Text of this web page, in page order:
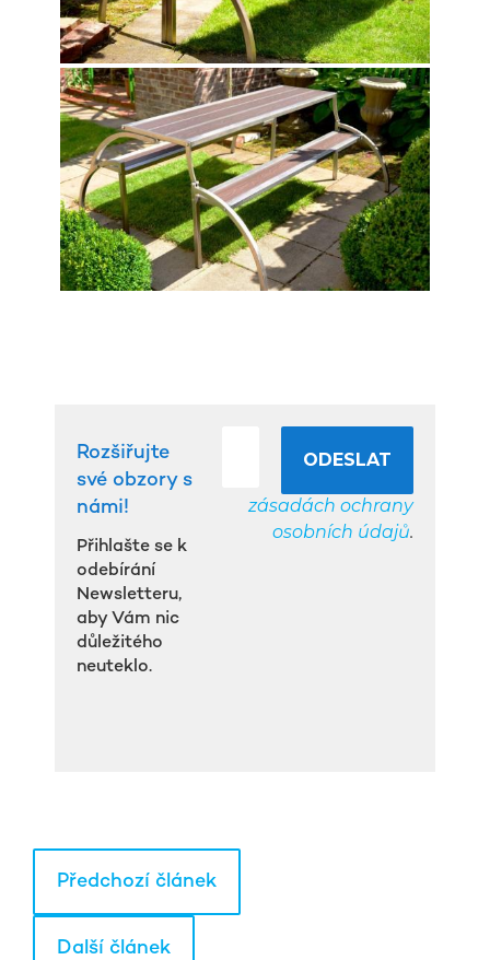
Rozšiřujte
své obzory s
námi!
Přihlašte se k
odebírání
Newsletteru,
aby Vám nic
důležitého
neuteklo.
zásadách ochrany
osobních údajů.
Předchozí článek
Další článek